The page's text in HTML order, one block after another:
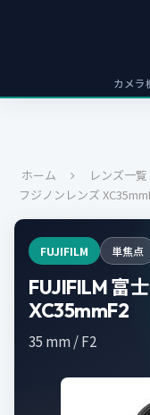
カメラ
ホーム レンズ一覧
フジノンレンズ
FUJIFILM 単焦点
FUJIFILM 富
XC35mmF2
35 mm / F2